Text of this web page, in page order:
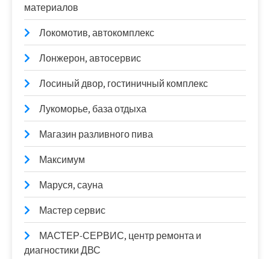
материалов
Локомотив, автокомплекс
Лонжерон, автосервис
Лосиный двор, гостиничный комплекс
Лукоморье, база отдыха
Магазин разливного пива
Максимум
Маруся, сауна
Мастер сервис
МАСТЕР-СЕРВИС, центр ремонта и
диагностики ДВС